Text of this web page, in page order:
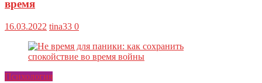
время
16.03.2022 tina33 0
Психология